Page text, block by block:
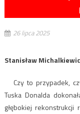
26 lipca 2025
Stanisław
Czy to przypadek,
Tuska Donalda
głębokiej